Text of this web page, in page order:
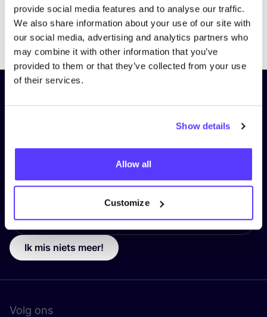
provide social media features and to analyse our traffic.
We also share information about your use of our site with
our social media, advertising and analytics partners who
may combine it with other information that you’ve
provided to them or that they’ve collected from your use
of their services.
Show details
Allow all
Customize
PreviousNext
Ik mis niets meer!
Volg ons